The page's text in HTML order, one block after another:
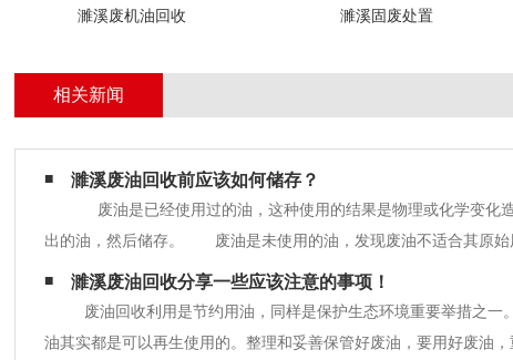
濉溪废机油回收 濉溪固废处置
相关新闻
濉溪废油回收前应该如何储存？
废油是已经使用过的油，这种使用的结果是物理或化学变化
出的油，然后储存。 废油是未使用的油，发现废油不适合其原始
水混合在一起，使其不适合其原始目的。两者的一个很大的区别是地
濉溪废油回收分享一些应该注意的事项！
废油回收利用是节约用油，同样是保护生态环境重要举措之一
油其实都是可以再生使用的。整理和妥善保管好废油，要用好废油